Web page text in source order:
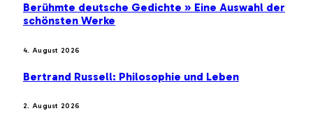
Berühmte deutsche Gedichte » Eine Auswahl der
schönsten Werke
4. August 2026
Bertrand Russell: Philosophie und Leben
2. August 2026